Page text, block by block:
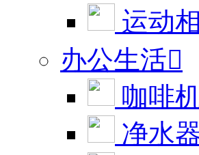
运动
办公生活
咖啡
净水